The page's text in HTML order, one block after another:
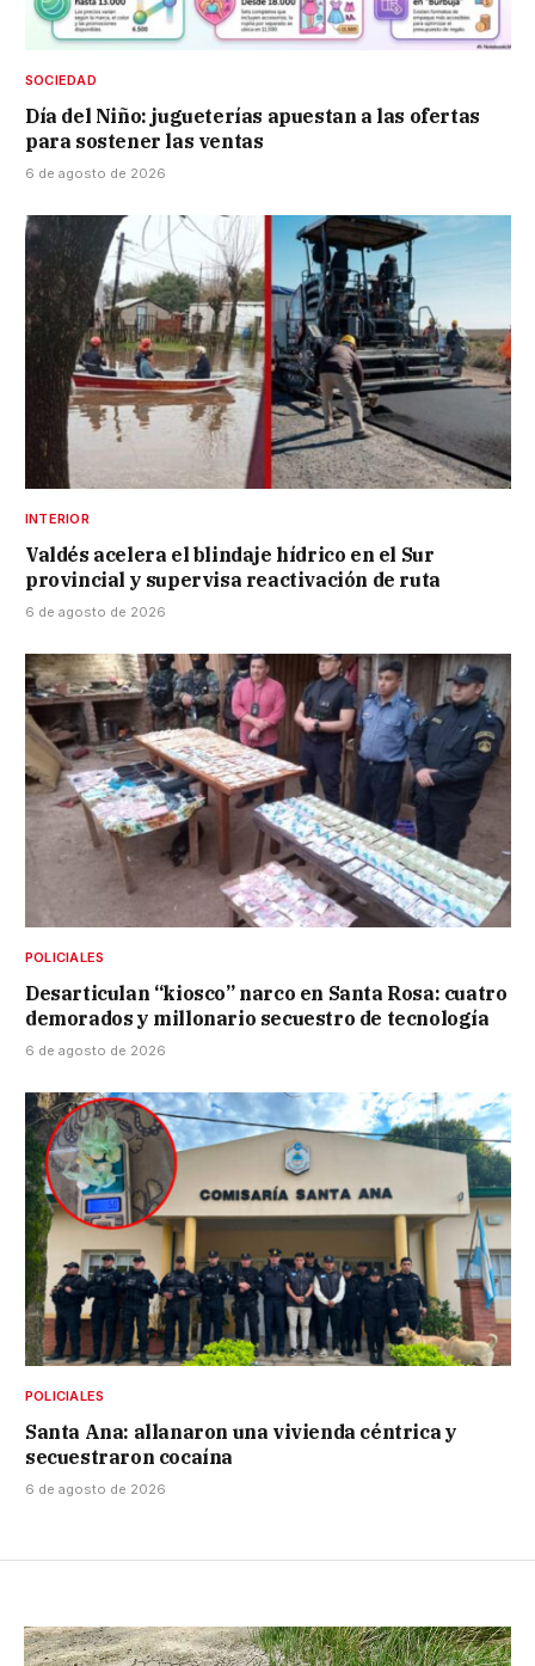
SOCIEDAD
Día del Niño: jugueterías apuestan a las ofertas
para sostener las ventas
6 de agosto de 2026
INTERIOR
Valdés acelera el blindaje hídrico en el Sur
provincial y supervisa reactivación de ruta
6 de agosto de 2026
POLICIALES
Desarticulan “kiosco” narco en Santa Rosa: cuatro
demorados y millonario secuestro de tecnología
6 de agosto de 2026
POLICIALES
Santa Ana: allanaron una vivienda céntrica y
secuestraron cocaína
6 de agosto de 2026